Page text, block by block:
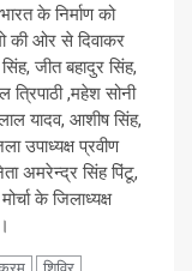
के निर्माण को
की ओर से दिवाकर
जीत बहादुर सिंह,
,महेश सोनी
यादव, आशीष सिंह,
उपाध्यक्ष प्रवीण
अमरेन्द्र सिंह पिंटू,
के जिलाध्यक्ष